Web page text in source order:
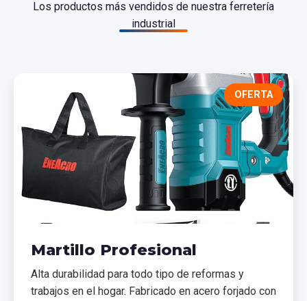
Los productos más vendidos de nuestra ferretería
industrial
OFERTA
Martillo Profesional
Alta durabilidad para todo tipo de reformas y
trabajos en el hogar. Fabricado en acero forjado con